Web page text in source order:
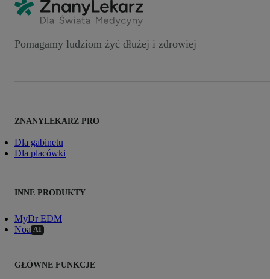
Pomagamy ludziom żyć dłużej i zdrowiej
ZNANYLEKARZ PRO
Dla gabinetu
Dla placówki
INNE PRODUKTY
MyDr EDM
Noa AI
GŁÓWNE FUNKCJE